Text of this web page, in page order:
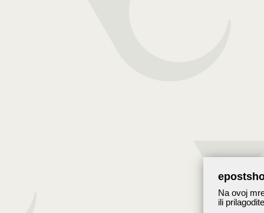
Na ovoj
ili